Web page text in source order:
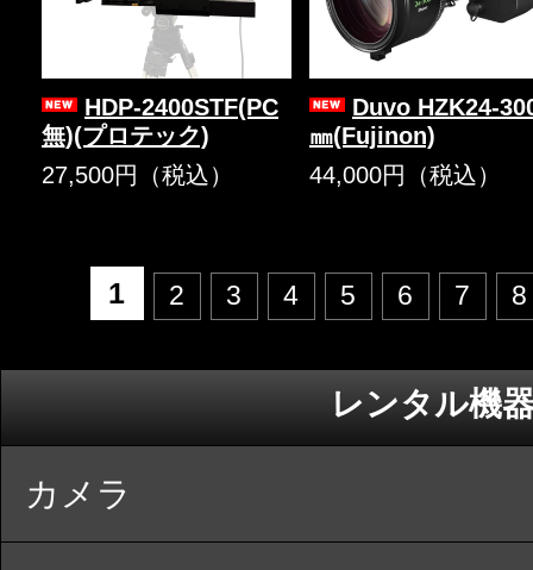
HDP-2400STF(PC
無)(プロテック)
27,500円（税込）
Duvo HZK24-
㎜(Fujinon)
44,000円（税込）
1 2 3 4 5 6 7 8
レンタル機
カメラ